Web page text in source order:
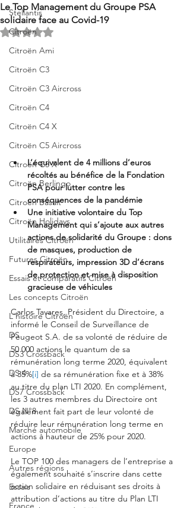
Stellantis
Citroën
Citroën Ami
Citroën C3
Citroën C3 Aircross
Citroën C4
Citroën C4 X
Citroën C5 Aircross
Citroën C5 X
Citroën Berlingo
Citroën Basalt
Citroën Holidays
Utilitaires Citroën
Futures Citroën
Essais et comparatifs Citroën
Les concepts Citroën
L'histoire Citroën
DS
DS3 Crossback
DS 4
DS7 Crossback
DS N°8
Marché automobile
Europe
Autres régions
Essais
France
Le Top Management du Groupe PSA
solidaire face au Covid-19
Noté NaN étoiles sur 5.
L’équivalent de 4 millions d’euros
récoltés au bénéfice de la Fondation
PSA pour lutter contre les
conséquences de la pandémie
Une initiative volontaire du Top
Management qui s’ajoute aux autres
actions de solidarité du Groupe : dons
de masques, production de
respirateurs, impression 3D d’écrans
de protection et mise à disposition
gracieuse de véhicules
Carlos Tavares, Président du Directoire, a
informé le Conseil de Surveillance de
Peugeot S.A. de sa volonté de réduire de
50 000 actions le quantum de sa
rémunération long terme 2020, équivalent
à 35%[i] de sa rémunération fixe et à 38%
au titre du plan LTI 2020. En complément,
les 3 autres membres du Directoire ont
également fait part de leur volonté de
réduire leur rémunération long terme en
actions à hauteur de 25% pour 2020.
Le TOP 100 des managers de l’entreprise a
également souhaité s’inscrire dans cette
action solidaire en réduisant ses droits à
attribution d’actions au titre du Plan LTI